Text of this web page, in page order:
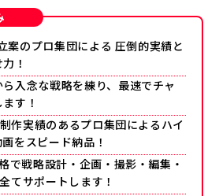
案のプロ集団による 圧倒的実績と
！
入念な戦略を練り、最速でチャ
す！
作実績のあるプロ集団によるハイ
をスピード納品！
で戦略設計・企画・撮影・編集・
てサポートします！